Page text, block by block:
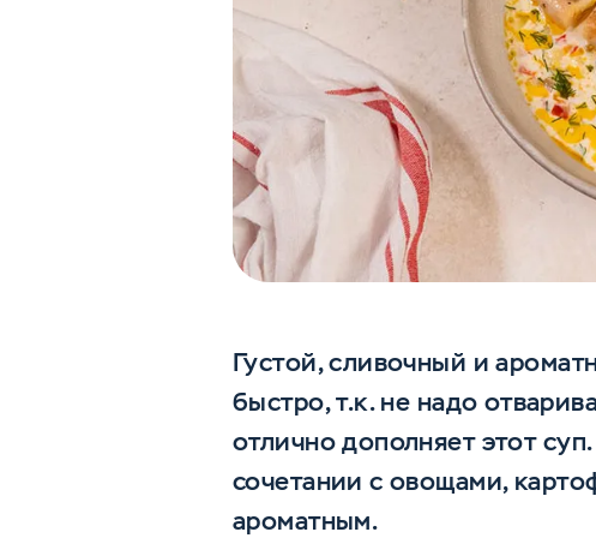
Густой, сливочный и
быстро, т.к. не надо
отлично дополняет этот
сочетании с овощами,
ароматным.